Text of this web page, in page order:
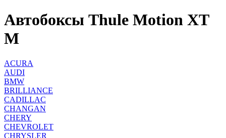
Автобоксы Thule Motion XT
M
ACURA
AUDI
BMW
BRILLIANCE
CADILLAC
CHANGAN
CHERY
CHEVROLET
CHRYSLER